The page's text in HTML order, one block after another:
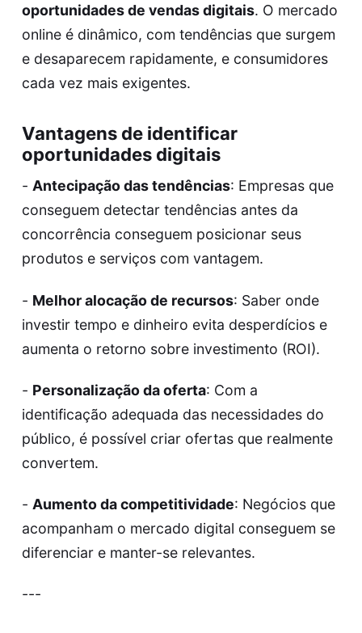
oportunidades de vendas digitais. O mercado
online é dinâmico, com tendências que surgem
e desaparecem rapidamente, e consumidores
cada vez mais exigentes.
Vantagens de identificar
oportunidades digitais
- Antecipação das tendências: Empresas que
conseguem detectar tendências antes da
concorrência conseguem posicionar seus
produtos e serviços com vantagem.
- Melhor alocação de recursos: Saber onde
investir tempo e dinheiro evita desperdícios e
aumenta o retorno sobre investimento (ROI).
- Personalização da oferta: Com a
identificação adequada das necessidades do
público, é possível criar ofertas que realmente
convertem.
- Aumento da competitividade: Negócios que
acompanham o mercado digital conseguem se
diferenciar e manter-se relevantes.
---